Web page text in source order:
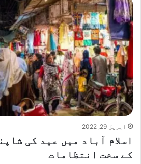
اپریل 29, 2022
اسلام آباد میں عید کی
کے سخت انتظامات